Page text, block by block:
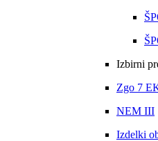
Izbirni
Zgo 7
NEM III
Izdelki